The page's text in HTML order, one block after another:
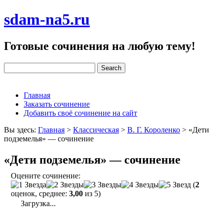
sdam-na5.ru
Готовые сочинения на любую тему!
Главная
Заказать сочинение
Добавить своё сочинение на сайт
Вы здесь: Главная > Классическая > В. Г. Короленко > «Дети
подземелья» — сочинение
«Дети подземелья» — сочинение
Оцените сочинение:
(2
оценок, среднее: 3,00 из 5)
Загрузка...